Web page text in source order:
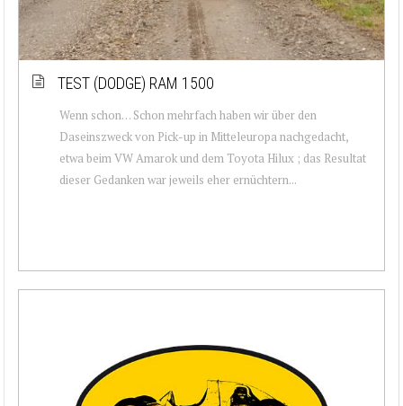
TEST (DODGE) RAM 1500
Wenn schon… Schon mehrfach haben wir über den
Daseinszweck von Pick-up in Mitteleuropa nachgedacht,
etwa beim VW Amarok und dem Toyota Hilux ; das Resultat
dieser Gedanken war jeweils eher ernüchtern...